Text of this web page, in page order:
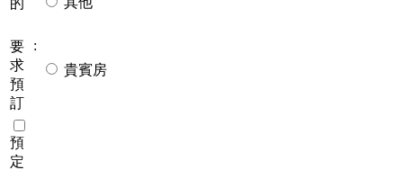
要
求
預
訂
:
貴賓房
預
定